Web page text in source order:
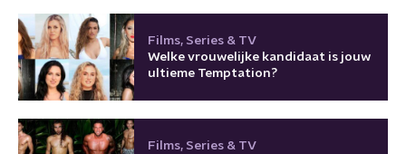
Films, Series & TV
Welke vrouwelijke kandidaat is jouw
ultieme Temptation?
Films, Series & TV